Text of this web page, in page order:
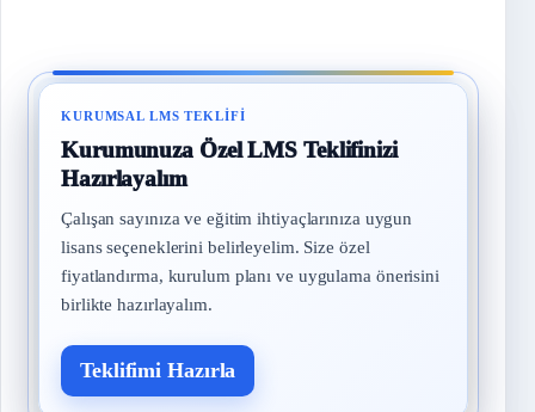
KURUMSAL LMS TEKLIFI
Kurumunuza Özel LMS Teklifinizi
Hazırlayalım
Çalışan sayınıza ve eğitim ihtiyaçlarınıza uygun
lisans seçeneklerini belirleyelim. Size özel
fiyatlandırma, kurulum planı ve uygulama önerisini
birlikte hazırlayalım.
Teklifimi Hazırla